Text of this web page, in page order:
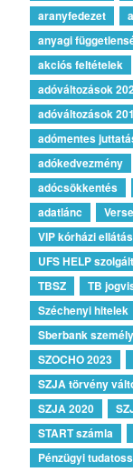
aranyfedezet
anyagi
akciós feltételek
adóváltozások
adóváltozások
adómentes
adókedvezmény
adócsökkentés
adatlánc
VIP kórházi ellátás
UFS HELP
TBSZ
TB
Széchenyi hitelek
Sberbank
SZOCHO 2023
SZJA törvény
SZJA 2020
START számla
Pénzügyi